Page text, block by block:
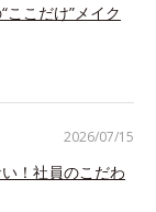
こだけ”メイク
！社員のこだわ
2026/07/15